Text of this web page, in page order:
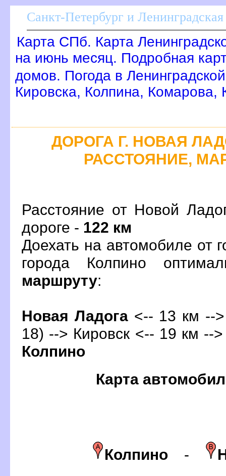
Санкт-Петербург и Ленинградская
Карта СПб. Карта
на июнь месяц. Подробная
домов. Погода в
Кировска, Колпина, Комарова,
ДОРОГА Г. НОВАЯ
РАССТОЯНИЕ,
Расстояние от Новой
дороге - 122 км
Доехать на автомобиле от
орода Колпино
маршруту:
Новая Ладога<-- 13 км --
18) --> Кировск <-- 19 км --
Колпино
Карта
Колпино-